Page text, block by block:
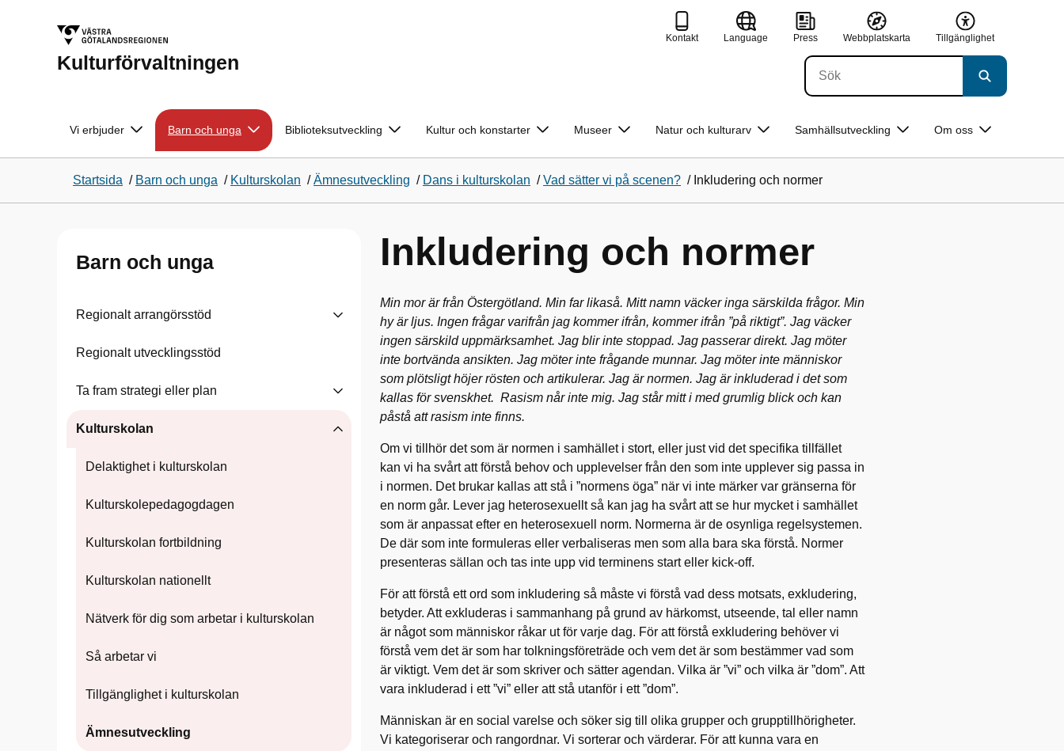
Kulturförvaltningen
Kontakt Language Press Webbplatskarta Tillgänglighet
Vi erbjuder Barn och unga Biblioteksutveckling Kultur och konstarter Museer Natur och kulturarv Samhällsutveckling Om oss
Startsida / Barn och unga / Kulturskolan /Ämnesutveckling / Dans i kulturskolan /Vad sätter vi på scenen? / Inkludering och normer
Barn och unga
Regionalt arrangörsstöd
Regionalt utvecklingsstöd
Ta fram strategi eller plan
Kulturskolan
Delaktighet i kulturskolan
Kulturskolepedagogdagen
Kulturskolan fortbildning
Kulturskolan nationellt
Nätverk för dig som arbetar i kulturskolan
Så arbetar vi
Tillgänglighet i kulturskolan
Ämnesutveckling
Inkludering och normer
Min mor är från Östergötland. Min far likaså. Mitt namn väcker inga särskilda frågor. Min
hy är ljus. Ingen frågar varifrån jag kommer ifrån, kommer ifrån ”på riktigt”. Jag väcker
ingen särskild uppmärksamhet. Jag blir inte stoppad. Jag passerar direkt. Jag möter
inte bortvända ansikten. Jag möter inte frågande munnar. Jag möter inte människor
som plötsligt höjer rösten och artikulerar. Jag är normen. Jag är inkluderad i det som
kallas för svenskhet. Rasism når inte mig. Jag står mitt i med grumlig blick och kan
påstå att rasism inte finns.
Om vi tillhör det som är normen i samhället i stort, eller just vid det specifika tillfället
kan vi ha svårt att förstå behov och upplevelser från den som inte upplever sig passa in
i normen. Det brukar kallas att stå i ”normens öga” när vi inte märker var gränserna för
en norm går. Lever jag heterosexuellt så kan jag ha svårt att se hur mycket i samhället
som är anpassat efter en heterosexuell norm. Normerna är de osynliga regelsystemen.
De där som inte formuleras eller verbaliseras men som alla bara ska förstå. Normer
presenteras sällan och tas inte upp vid terminens start eller kick-off.
För att förstå ett ord som inkludering så måste vi förstå vad dess motsats, exkludering,
betyder. Att exkluderas i sammanhang på grund av härkomst, utseende, tal eller namn
är något som människor råkar ut för varje dag. För att förstå exkludering behöver vi
förstå vem det är som har tolkningsföreträde och vem det är som bestämmer vad som
är viktigt. Vem det är som skriver och sätter agendan. Vilka är ”vi” och vilka är ”dom”. Att
vara inkluderad i ett ”vi” eller att stå utanför i ett ”dom”.
Människan är en social varelse och söker sig till olika grupper och grupptillhörigheter.
Vi kategoriserar och rangordnar. Vi sorterar och värderar. För att kunna vara en